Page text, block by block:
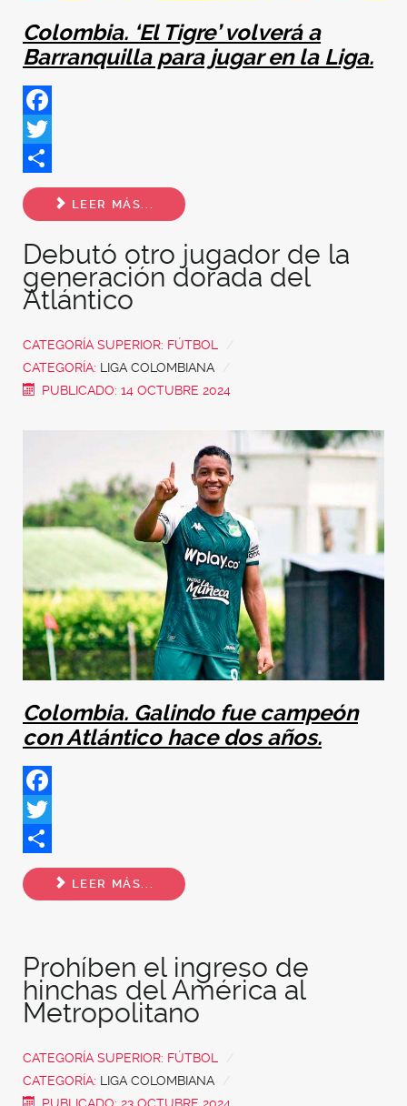
Colombia. ‘El Tigre’ volverá a
Barranquilla para jugar en la Liga.
Facebook
Twitter
Share
LEER MÁS...
Debutó otro jugador de la
generación dorada del
Atlántico
CATEGORÍA SUPERIOR: FÚTBOL
CATEGORÍA: LIGA COLOMBIANA
PUBLICADO: 14 OCTUBRE 2024
Colombia. Galindo fue campeón
con Atlántico hace dos años.
Facebook
Twitter
Share
LEER MÁS...
Prohíben el ingreso de
hinchas del América al
Metropolitano
CATEGORÍA SUPERIOR: FÚTBOL
CATEGORÍA: LIGA COLOMBIANA